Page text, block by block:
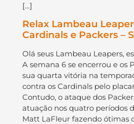
[…]
Relax Lambeau
Cardinals e Packers –
Olá seus Lambeau Leapers,
A semana 6 se encerrou e os
sua quarta vitória na
contra os Cardinals pelo
Contudo, o ataque dos
atuação nos quatro períodos
Matt LaFleur fazendo ótimas